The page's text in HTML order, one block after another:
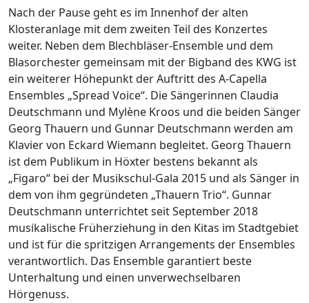
Nach der Pause geht es im Innenhof der alten
Klosteranlage mit dem zweiten Teil des Konzertes
weiter. Neben dem Blechbläser-Ensemble und dem
Blasorchester gemeinsam mit der Bigband des KWG ist
ein weiterer Höhepunkt der Auftritt des A-Capella
Ensembles „Spread Voice“. Die Sängerinnen Claudia
Deutschmann und Mylène Kroos und die beiden Sänger
Georg Thauern und Gunnar Deutschmann werden am
Klavier von Eckard Wiemann begleitet. Georg Thauern
ist dem Publikum in Höxter bestens bekannt als
„Figaro“ bei der Musikschul-Gala 2015 und als Sänger in
dem von ihm gegründeten „Thauern Trio“. Gunnar
Deutschmann unterrichtet seit September 2018
musikalische Früherziehung in den Kitas im Stadtgebiet
und ist für die spritzigen Arrangements der Ensembles
verantwortlich. Das Ensemble garantiert beste
Unterhaltung und einen unverwechselbaren
Hörgenuss.